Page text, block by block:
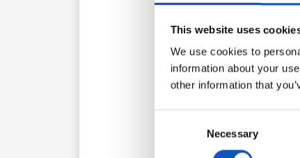
This website uses
We use cookies to
information about your
other information that
Necessary